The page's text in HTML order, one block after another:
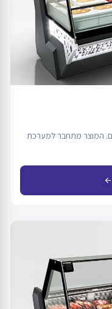
המוצר מתחבר למערכת
arrow_back